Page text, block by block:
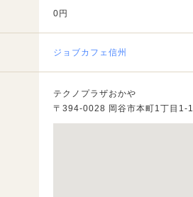
0円
ジョブカフェ信州
テクノプラザおかや
〒394-0028 岡谷市本町1丁目1-1